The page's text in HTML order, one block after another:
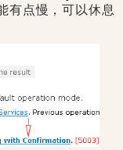
有点慢，可以休息